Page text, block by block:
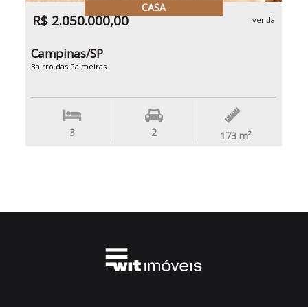
CASA
R$ 2.050.000,00 venda
Campinas/SP
Bairro das Palmeiras
3 2 173 m²